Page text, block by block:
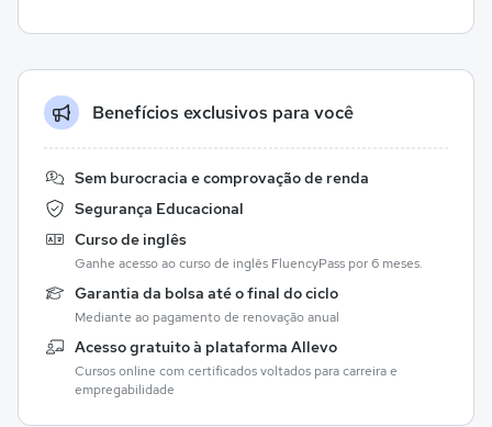
Benefícios exclusivos para você
Sem burocracia e comprovação de renda
Segurança Educacional
Curso de inglês
Ganhe acesso ao curso de inglês FluencyPass por 6 meses.
Garantia da bolsa até o final do ciclo
Mediante ao pagamento de renovação anual
Acesso gratuito à plataforma Allevo
Cursos online com certificados voltados para carreira e
empregabilidade